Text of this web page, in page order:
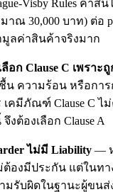
Visby Rules ค่าสิ
าณ 30,000 บาท) ต่อ
ลค่าสินค้าจริงมาก
อก Clause C เพราะ
น ความร้อน หรือการ
คมีภัณฑ์ Clause C ไ
งต้องเลือก Clause A
ไม่มี Liability —
ต้องมีประกัน แต่ในท
มรับผิดในฐานะผู้ขนส่